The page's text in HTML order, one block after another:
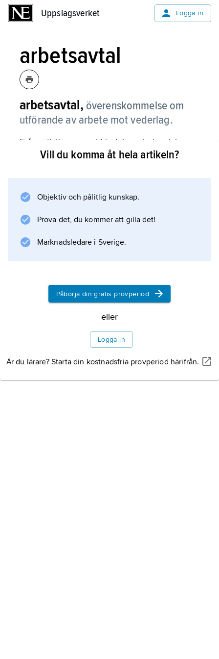
Uppslagsverket Logga in
arbetsavtal
arbetsavtal, överenskommelse om
utförande av arbete mot vederlag.
Från rättslig synpunkt indelas arbetsavtalen
numera i två huvudkategorier,
uppdragsavtal
Vill du komma åt hela artikeln?
Objektiv och pålitlig kunskap.
Prova det, du kommer att gilla det!
Marknadsledare i Sverige.
Påbörja din gratis provperiod
eller
Logga in
Är du lärare? Starta din kostnadsfria provperiod härifrån.